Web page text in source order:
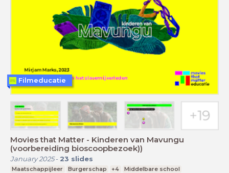
Movies that Matter - Kinderen van Mavungu
(voorbereiding bioscoopbezoek))
January 2025- 23 slides
Maatschappijleer Burgerschap +4
Middelbare school
Filmeducatie